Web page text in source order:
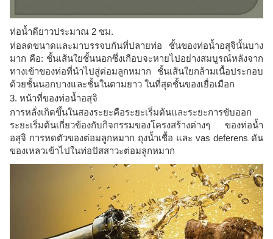
ท่อน้ำดียาวประมาณ 2 ซม.
ท่อลดขนาดและมาบรรจบกันที่ปลายท่อ ชั้นของท่อน้ำอสุจินั้นบาง
มาก คือ: ชั้นเส้นใยชั้นนอกซึ่งเกือบจะหายไปอย่างสมบูรณ์หลังจาก
ทางเข้าของท่อที่นำไปสู่ต่อมลูกหมาก ชั้นเส้นใยกล้ามเนื้อประกอบ
ด้วยชั้นนอกบางและชั้นในตามยาว ในที่สุดชั้นของเยื่อเมือก
3. หน้าที่ของท่อน้ำอสุจิ
การหลั่งเกิดขึ้นในสองระยะคือระยะเริ่มต้นและระยะการขับออก
ระยะเริ่มต้นเกี่ยวข้องกับกิจกรรมของโครงสร้างต่างๆ ของท่อน้ำ
อสุจิ การหดตัวของต่อมลูกหมาก ถุงน้ำเชื้อ และ vas deferens ดัน
ของเหลวเข้าไปในท่อปัสสาวะต่อมลูกหมาก